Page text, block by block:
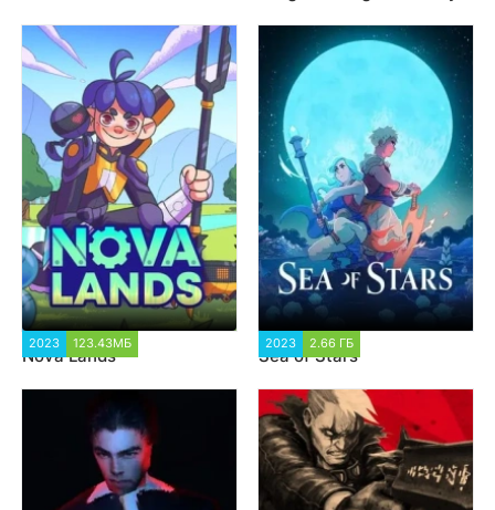
2023 123.43МБ
Nova Lands
2023 2.66 ГБ
Sea of Stars